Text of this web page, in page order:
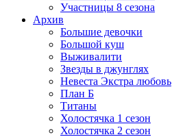
Участницы 8 сезона
Архив
Большие девочки
Большой куш
Выживалити
Звезды в джунглях
Невеста Экстра любовь
План Б
Титаны
Холостячка 1 сезон
Холостячка 2 сезон